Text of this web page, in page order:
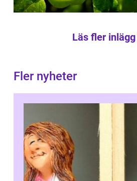
Läs fler
Fler nyheter